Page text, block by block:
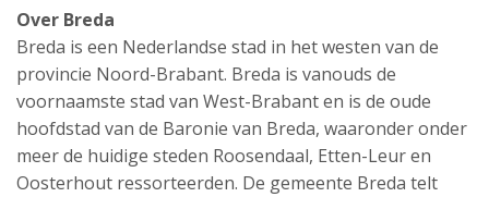
Over Breda
Breda is een Nederlandse stad in het westen van de
provincie Noord-Brabant. Breda is vanouds de
voornaamste stad van West-Brabant en is de oude
hoofdstad van de Baronie van Breda, waaronder onder
meer de huidige steden Roosendaal, Etten-Leur en
Oosterhout ressorteerden. De gemeente Breda telt